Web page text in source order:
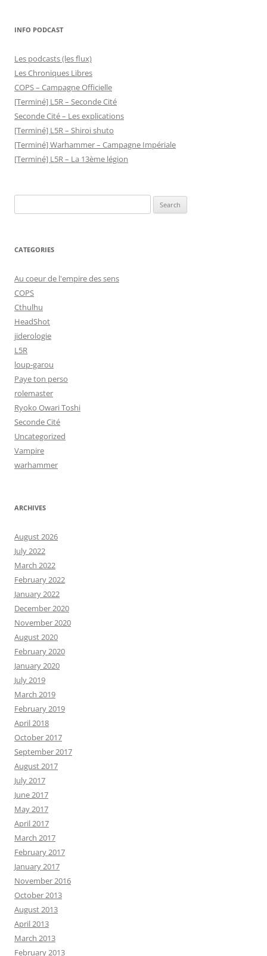
INFO PODCAST
Les podcasts (les flux)
Les Chroniques Libres
COPS – Campagne Officielle
[Terminé] L5R – Seconde Cité
Seconde Cité – Les explications
[Terminé] L5R – Shiroi shuto
[Terminé] Warhammer – Campagne Impériale
[Terminé] L5R – La 13ème légion
for:
CATEGORIES
Au coeur de l'empire des sens
COPS
Cthulhu
HeadShot
jiderologie
L5R
loup-garou
Paye ton perso
rolemaster
Ryoko Owari Toshi
Seconde Cité
Uncategorized
Vampire
warhammer
ARCHIVES
August 2026
July 2022
March 2022
February 2022
January 2022
December 2020
November 2020
August 2020
February 2020
January 2020
July 2019
March 2019
February 2019
April 2018
October 2017
September 2017
August 2017
July 2017
June 2017
May 2017
April 2017
March 2017
February 2017
January 2017
November 2016
October 2013
August 2013
April 2013
March 2013
February 2013